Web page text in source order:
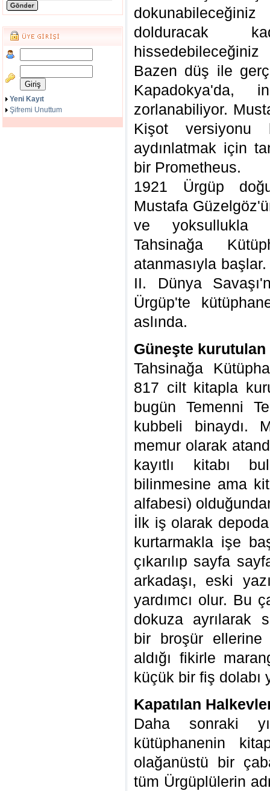
Yeni Kayıt
Şifremi Unuttum
dolduracak
Bazen düş ile
Kapadokya'da,
zorlanabiliyor.
Kişot versiyonu
aydınlatmak için
bir Prometheus.
1921 Ürgüp
Mustafa
ve yoksullukla
Tahsinağa
atanmasıyla başlar.
II. Dünya
Ürgüp'te
aslında.
Güneşte kurutulan
Tahsinağa
817 cilt kitapla
bugün Temenni
kubbeli binaydı.
memur olarak
kayıtlı kitabı
bilinmesine ama
alfabesi)
İlk iş olarak
kurtarmakla işe
çıkarılıp sayfa
arkadaşı, eski
yardımcı olur. Bu
dokuza ayrılarak
bir broşür ellerine
aldığı fikirle
küçük bir fiş dolabı
Kapatılan
Daha sonraki
kütüphanenin
olağanüstü bir
tüm Ürgüplülerin